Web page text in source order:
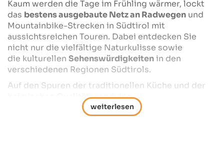
Kaum werden die Tage im Frühling wärmer, lockt
das bestens ausgebaute Netz an Radwegen und
Mountainbike-Strecken in Südtirol mit
aussichtsreichen Touren. Dabei entdecken Sie
nicht nur die vielfältige Naturkulisse sowie
die kulturellen Sehenswürdigkeitenin den
verschiedenen Regionen Südtirols.
Auf den Spuren der traditionellen Küche und der
heimischen Qualitätsprodukte
Genussradlerein breites Angebot an
kulinarischen Highlights entlang der Radstrecken.